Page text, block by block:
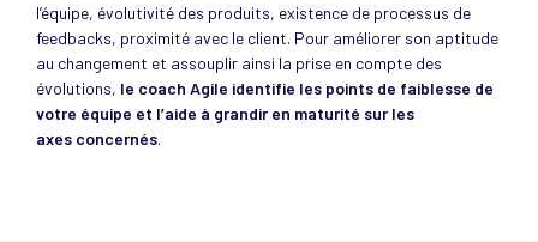
l’équipe, évolutivité des produits, existence de processus de
feedbacks, proximité avec le client. Pour améliorer son aptitude
au changement et assouplir ainsi la prise en compte des
évolutions, le coach Agile identifie les points de faiblesse de
votre équipe et l’aide à grandir en maturité sur les
axes concernés.